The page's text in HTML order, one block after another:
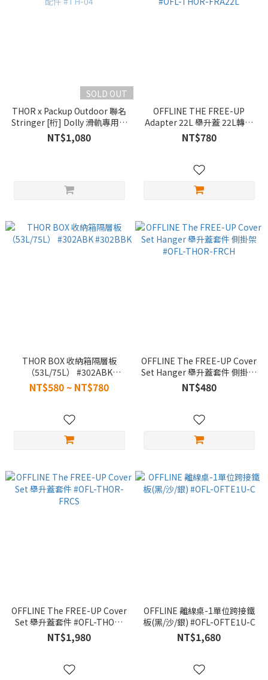
SOLD OUT
THOR x Packup Outdoor 聯名
Stringer [桁] Dolly 滑軌專用延
伸配件 #TH-04
NT$1,080
OFFLINE THE FREE-UP
Adapter 22L 舉升蓋 22L轉接
套件 #OFL-THOR-FRA22L
NT$780
THOR BOX 收納箱隔層板
（53L/75L） #302ABK
#302BBK
NT$580 ~ NT$780
OFFLINE The FREE-UP Cover
Set Hanger 舉升蓋套件 側掛架
#OFL-THOR-FRCH
NT$480
OFFLINE The FREE-UP Cover
Set 舉升蓋套件 #OFL-THOR-
FRCS
NT$1,980
OFFLINE 離線桌-1單位跨接鐵
板(黑/沙/銀) #OFL-OFTE1U-C
NT$1,680